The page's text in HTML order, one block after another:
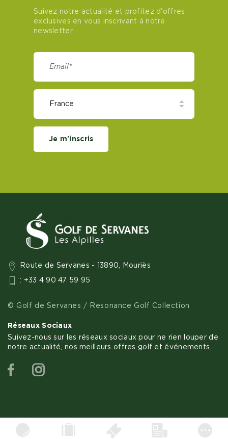
Route de Servanes - 13890, Mouriès
: +33 4 90 47 59 95
© Golf de Servanes / Resonance Golf Collection
Réseaux Sociaux
Suivez-nous sur les réseaux sociaux pour ne rien louper de
notre actualité, nos meilleurs offres golf et événements.
Facebook
Suivez notre actualité et profitez d'offres
exclusives en vous inscrivant à notre
newsletter.
Je m'inscris